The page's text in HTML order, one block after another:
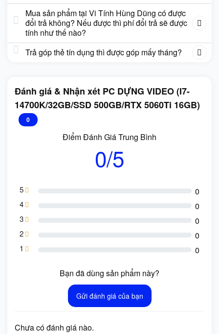
Mua sản phẩm tại Vi Tính Hùng Dũng có được
đổi trả không? Nếu được thì phí đổi trả sẽ được
tính như thế nào?
Trả góp thẻ tín dụng thì được góp mấy tháng?
Đánh giá & Nhận xét PC DỰNG VIDEO (I7-
14700K/32GB/SSD 500GB/RTX 5060Ti 16GB)
0
Điểm Đánh Giá Trung Bình
0/5
5 0
4 0
3 0
2 0
1 0
Bạn đã dùng sản phẩm này?
Gửi đánh giá của bạn
Chưa có đánh giá nào.